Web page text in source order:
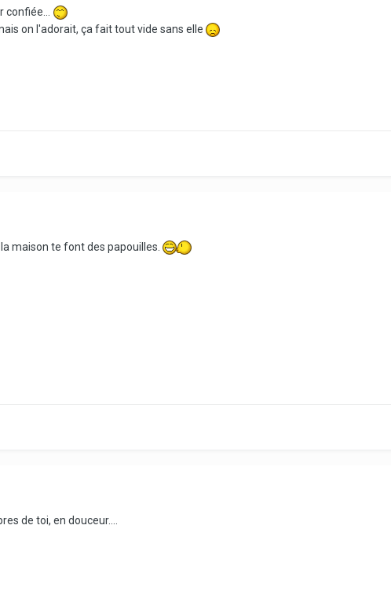
confiée...
on l'adorait, ça fait tout vide sans elle
maison te font des papouilles.
de toi, en douceur....